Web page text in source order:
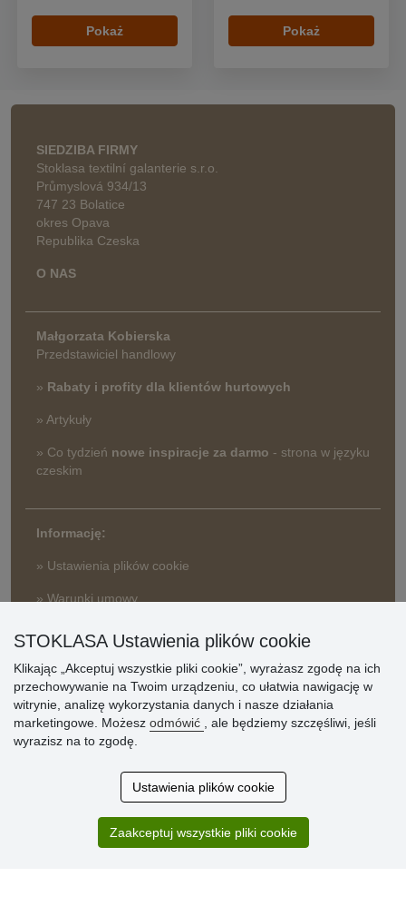
Pokaż Pokaż
SIEDZIBA FIRMY
Stoklasa textilní galanterie s.r.o.
Průmyslová 934/13
747 23 Bolatice
okres Opava
Republika Czeska
O NAS
Małgorzata Kobierska
Przedstawiciel handlowy
» Rabaty i profity dla klientów hurtowych
» Artykuły
» Co tydzień nowe inspiracje za darmo - strona w języku
czeskim
Informację:
» Ustawienia plików cookie
» Warunki umowy
» Sposób dostawy i płatności
» Reklamacje
» Dlaczego należy się zarejestrować?
» Najczęściej zadawane pytania
Zakup przebiegł sprawnie. Jestem
STOKLASA Ustawienia plików cookie
Klikając „Akceptuj wszystkie pliki cookie”, wyrażasz zgodę na ich
przechowywanie na Twoim urządzeniu, co ułatwia nawigację w
witrynie, analizę wykorzystania danych i nasze działania
marketingowe. Możesz odmówić
, ale będziemy szczęśliwi, jeśli
wyrazisz na to zgodę.
Ustawienia plików cookie
Zaakceptuj wszystkie pliki cookie